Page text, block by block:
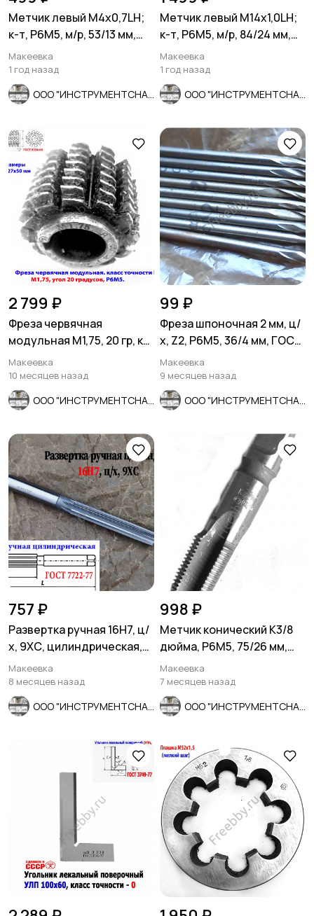
Метчик левый М4х0,7LH;
к-т, Р6М5, м/р, 53/13 мм,
ГОСТ 3266-81
Макеевка
1 год назад
Метчик левый М14х1,0LH;
к-т, Р6М5, м/р, 84/24 мм,
ГОСТ 3266-81.
Макеевка
1 год назад
2 799 ₽
Фреза червячная
модульная М1,75, 20 гр, кл
В, 1°45', Р6М5, 63х27х50
Макеевка
10 месяцев назад
99 ₽
Фреза шпоночная 2 мм, ц/
х, Z2, Р6М5, 36/4 мм, ГОСТ
9140-78, СССР.
Макеевка
9 месяцев назад
757 ₽
Развертка ручная 16Н7, ц/
х, 9ХС, цилиндрическая,
175/87 мм, 2360-0142.
Макеевка
8 месяцев назад
998 ₽
Метчик конический К3/8
дюйма, Р6М5, 75/26 мм,
2680-0007, СССР
Макеевка
7 месяцев назад